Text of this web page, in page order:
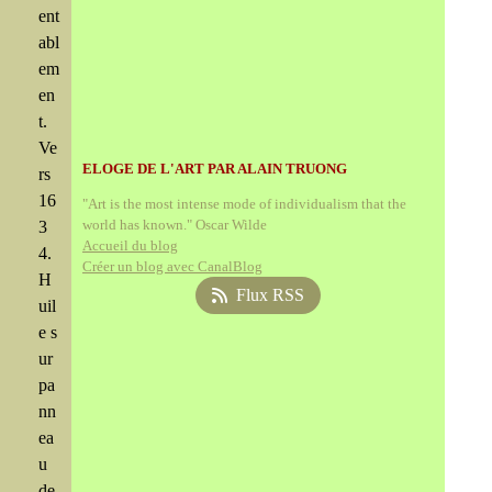
ent
abl
em
en
t.
Ve
rs
16
3
4.
H
uil
e s
ur
pa
nn
ea
u
ELOGE DE L'ART PAR ALAIN TRUONG
"Art is the most intense mode of individualism that the
world has known." Oscar Wilde
Accueil du blog
Créer un blog avec CanalBlog
Flux RSS